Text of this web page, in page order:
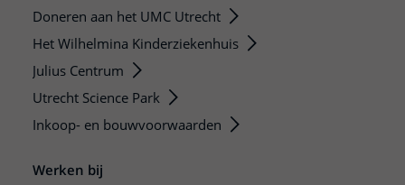
Doneren aan het UMC Utrecht
Het Wilhelmina Kinderziekenhuis
Julius Centrum
Utrecht Science Park
Inkoop- en bouwvoorwaarden
Werken bij